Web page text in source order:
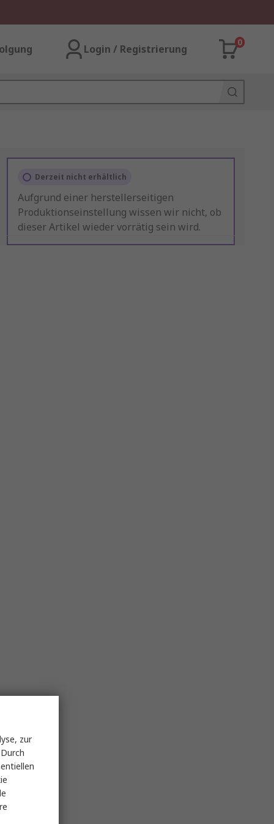
Login / Registrierung
0
Derzeit nicht erhältlich
Aufgrund einer herstellerseitigen
Produktionseinstellung wissen wir nicht, ob
dieser Artikel wieder vorrätig sein wird.
zur